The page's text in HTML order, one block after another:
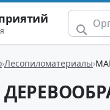
Лесопиломатериалы